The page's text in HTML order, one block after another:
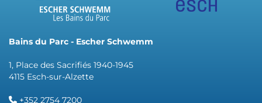
Bains du Parc - Escher Schwemm
1, Place des Sacrifiés 1940-1945
4115 Esch-sur-Alzette
+352 2754 7200